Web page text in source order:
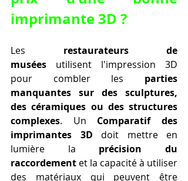
imprimante 3D ?
Les restaurateurs de
musées utilisent l'impression 3D
pour combler les parties
manquantes sur des sculptures,
des céramiques ou des structures
complexes. Un Comparatif des
imprimantes 3D doit mettre en
lumière la précision du
raccordement et la capacité à utiliser
des matériaux qui peuvent être